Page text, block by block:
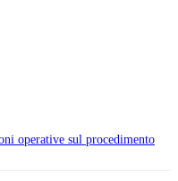
operative sul procedimento